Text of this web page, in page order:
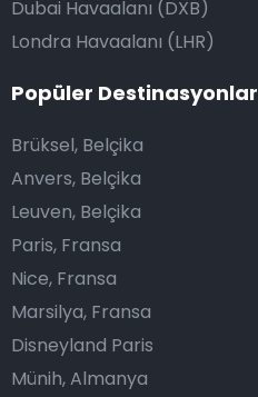
Dubai Havaalanı (DXB)
Londra Havaalanı (LHR)
Popüler Destinasyonlar
Brüksel, Belçika
Anvers, Belçika
Leuven, Belçika
Paris, Fransa
Nice, Fransa
Marsilya, Fransa
Disneyland Paris
Münih, Almanya